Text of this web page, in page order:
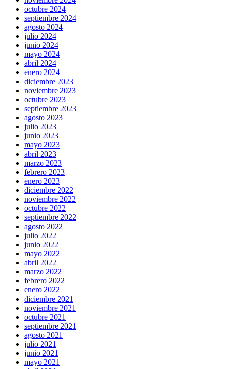
octubre 2024
septiembre 2024
agosto 2024
julio 2024
junio 2024
mayo 2024
abril 2024
enero 2024
diciembre 2023
noviembre 2023
octubre 2023
septiembre 2023
agosto 2023
julio 2023
junio 2023
mayo 2023
abril 2023
marzo 2023
febrero 2023
enero 2023
diciembre 2022
noviembre 2022
octubre 2022
septiembre 2022
agosto 2022
julio 2022
junio 2022
mayo 2022
abril 2022
marzo 2022
febrero 2022
enero 2022
diciembre 2021
noviembre 2021
octubre 2021
septiembre 2021
agosto 2021
julio 2021
junio 2021
mayo 2021